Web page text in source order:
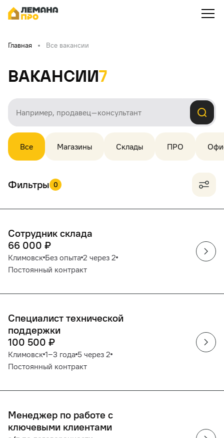
Главная Все вакансии
Вакансии7
Все Магазины Склады ПРО
Фильтры 0
Сотрудник склада
66 000 ₽
Климовск Без опыта 2 через 2
Постоянный контракт
Специалист технической
поддержки
100 500 ₽
Климовск 1‒3 года 5 через 2
Постоянный контракт
Менеджер по работе с
ключевыми клиентами